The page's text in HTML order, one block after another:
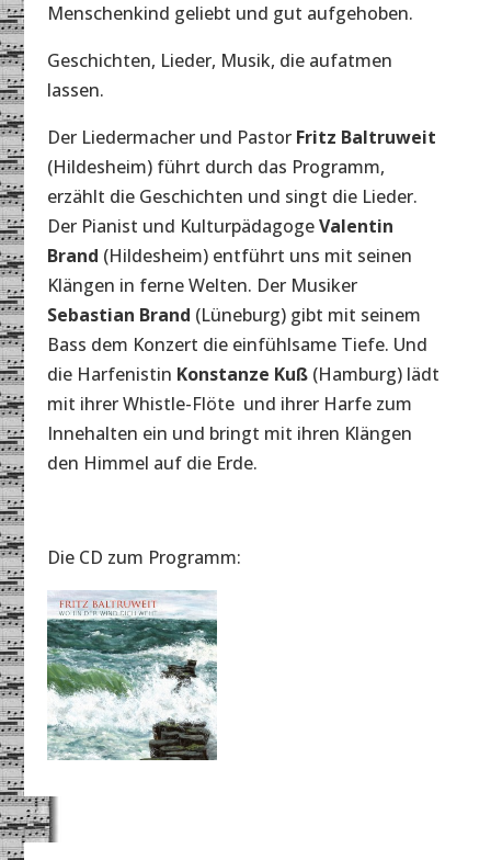
Menschenkind geliebt und gut aufgehoben.
Geschichten, Lieder, Musik, die aufatmen
lassen.
Der Liedermacher und Pastor Fritz Baltruweit
(Hildesheim) führt durch das Programm,
erzählt die Geschichten und singt die Lieder.
Der Pianist und KulturpädagogeValentin
Brand (Hildesheim) entführt uns mit seinen
Klängen in ferne Welten. Der Musiker
Sebastian Brand (Lüneburg) gibt mit seinem
Bass dem Konzert die einfühlsame Tiefe. Und
die Harfenistin Konstanze Kuß(Hamburg) lädt
mit ihrer Whistle-Flöte und ihrer Harfe zum
Innehalten ein und bringt mit ihren Klängen
den Himmel auf die Erde.
Die CD zum Programm: